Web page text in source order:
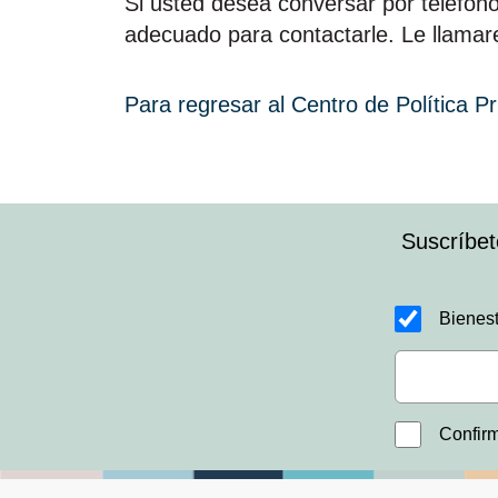
adecuado para contactarle. Le
Para regresar al Centro de Política